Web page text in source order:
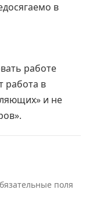
в
работе
работа в
и не
поля